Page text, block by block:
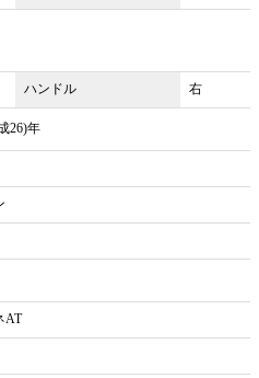
ハンドル
右
26)年
AT